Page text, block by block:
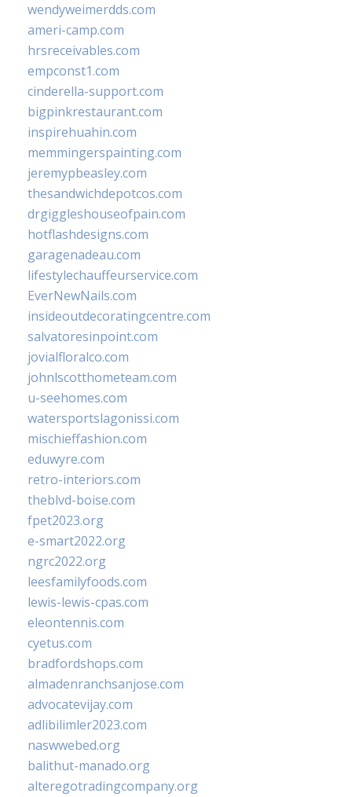
wendyweimerdds.com
ameri-camp.com
hrsreceivables.com
empconst1.com
cinderella-support.com
bigpinkrestaurant.com
inspirehuahin.com
memmingerspainting.com
jeremypbeasley.com
thesandwichdepotcos.com
drgiggleshouseofpain.com
hotflashdesigns.com
garagenadeau.com
lifestylechauffeurservice.com
EverNewNails.com
insideoutdecoratingcentre.com
salvatoresinpoint.com
jovialfloralco.com
johnlscotthometeam.com
u-seehomes.com
watersportslagonissi.com
mischieffashion.com
eduwyre.com
retro-interiors.com
theblvd-boise.com
fpet2023.org
e-smart2022.org
ngrc2022.org
leesfamilyfoods.com
lewis-lewis-cpas.com
eleontennis.com
cyetus.com
bradfordshops.com
almadenranchsanjose.com
advocatevijay.com
adlibilimler2023.com
naswwebed.org
balithut-manado.org
alteregotradingcompany.org